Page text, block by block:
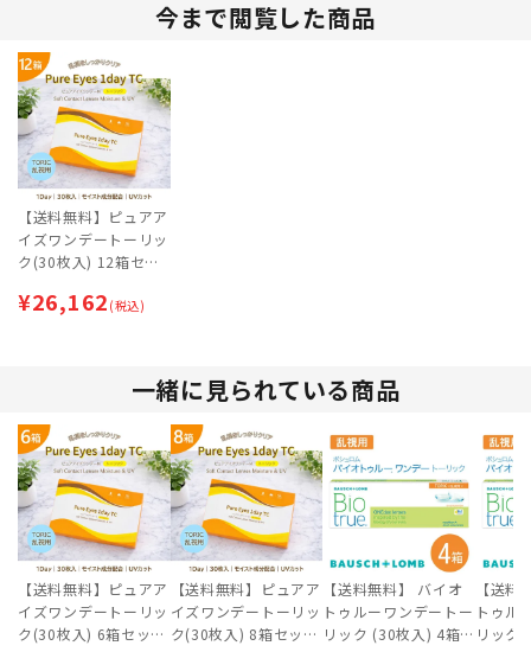
今まで閲覧した商品
【送料無料】ピュアア
イズワンデートーリッ
ク(30枚入) 12箱セッ
レンズ | ワンデー
¥26,162 (税込)
一緒に見られている商品
【送料無料】ピュアア
イズワンデートーリッ
ク(30枚入) 6箱セット
【送料無料】ピュアア
イズワンデートーリッ
ク(30枚入) 8箱セット
【送料無料】 バイオ
トゥルーワンデートー
リック (30枚入) 4箱
【送料
トゥル
リック